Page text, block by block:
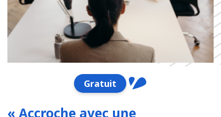
Gratuit
« Accroche avec une